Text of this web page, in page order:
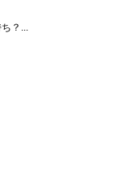
？...